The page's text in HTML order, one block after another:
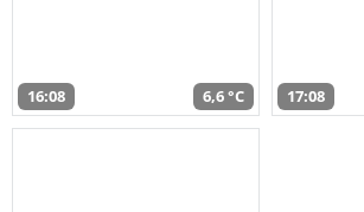
16:08 6,6 °C 17:08